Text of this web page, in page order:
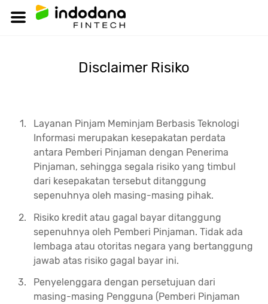
Disclaimer Risiko
Layanan Pinjam Meminjam Berbasis Teknologi
Informasi merupakan kesepakatan perdata
antara Pemberi Pinjaman dengan Penerima
Pinjaman, sehingga segala risiko yang timbul
dari kesepakatan tersebut ditanggung
sepenuhnya oleh masing-masing pihak.
Risiko kredit atau gagal bayar ditanggung
sepenuhnya oleh Pemberi Pinjaman. Tidak ada
lembaga atau otoritas negara yang bertanggung
jawab atas risiko gagal bayar ini.
Penyelenggara dengan persetujuan dari
masing-masing Pengguna (Pemberi Pinjaman